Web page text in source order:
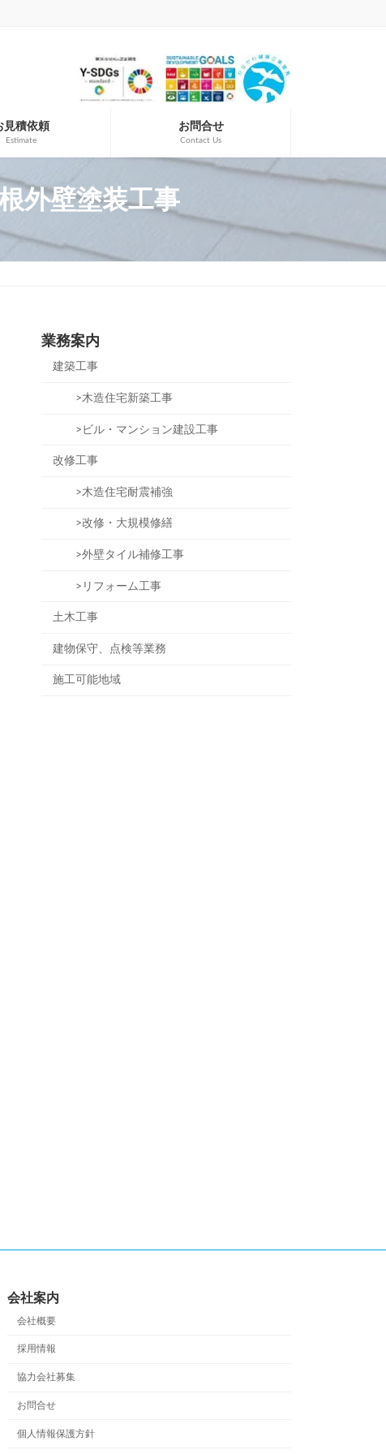
見積依頼
Estimate
お問合せ
Contact Us
外壁塗装工事
業務案内
建築工事
>木造住宅新築工事
>ビル・マンション建設工事
改修工事
>木造住宅耐震補強
>改修・大規模修繕
>外壁タイル補修工事
>リフォーム工事
土木工事
建物保守、点検等業務
施工可能地域
会社案内
会社概要
採用情報
協力会社募集
お問合せ
個人情報保護方針